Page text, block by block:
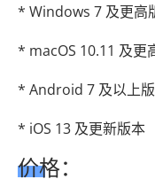
* Windows 7 及更高
* macOS 10.11 及更
* Android 7 及以上
* iOS 13 及更新版本
价格：